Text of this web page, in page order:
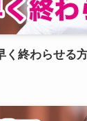
く終わらせる